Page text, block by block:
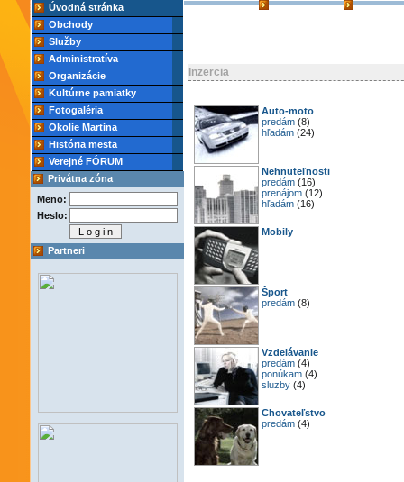
Úvodná stránka
Obchody
Služby
Administratíva
Organizácie
Kultúrne pamiatky
Fotogaléria
Okolie Martina
História mesta
Verejné FÓRUM
Privátna zóna
Meno:
Heslo:
Partneri
Inzercia
Auto-moto
predám (8)
hľadám (24)
Nehnuteľnosti
predám (16)
prenájom (12)
hľadám (16)
Mobily
Šport
predám (8)
Vzdelávanie
predám (4)
ponúkam (4)
sluzby (4)
Chovateľstvo
predám (4)